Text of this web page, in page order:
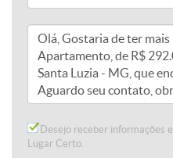
Desejo receber informações
Lugar Certo.